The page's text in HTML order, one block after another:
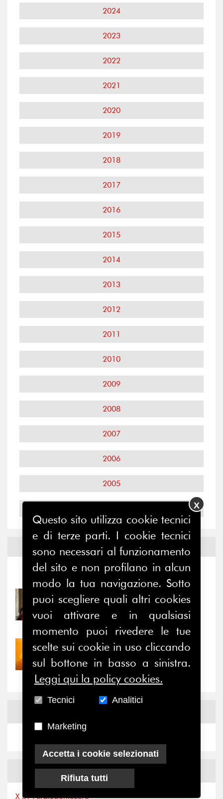
2024
2023
2022
2021
2020
2019
2018
2017
2016
2015
2014
2013
2012
2011
2010
2009
2008
2007
2006
2005
Notizie ed Eventi
Notizie -Eventi
31/07/2026
Prima della pausa estiva,
il valore di...
30/07/2026
Nove anni dopo la
“grande cecità”: la...
NewsX
X by Ferpi2puntozero
Questo sito utilizza cookie tecnici
e di terze parti. I cookie tecnici
sono necessari al funzionamento
del sito e non profilano in alcun
modo la tua navigazione. Sotto
puoi scegliere quali altri cookies
vuoi attivare e in qualsiasi
momento puoi rivedere le tue
scelte sui cookie in uso cliccando
sul bottone in basso a sinistra.
Leggi qui la policy cookies.
Tecnici Analitici
Marketing
Accetta i cookie selezionati
Rifiuta tutti
X